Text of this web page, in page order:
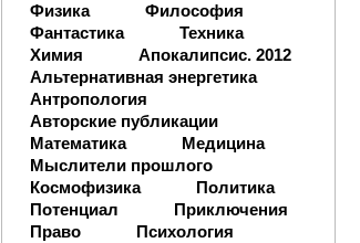
Физика
Философия
Фантастика
Техника
Химия
Апокалипсис. 2012
Альтернативная энергетика
Антропология
Авторские публикации
Математика
Медицина
Мыслители прошлого
Космофизика
Политика
Потенциал
Приключения
Право
Психология